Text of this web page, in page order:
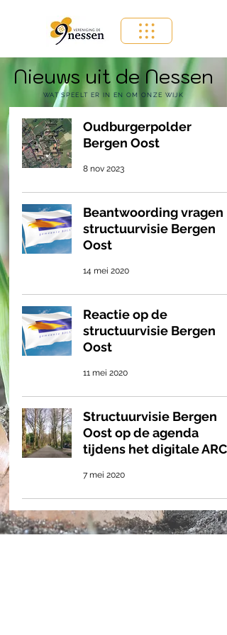
Nieuws uit de Nessen
WAT SPEELT ER IN EN OM ONZE WIJK
Oudburgerpolder
Bergen Oost
8 nov 2023
Beantwoording vragen
structuurvisie Bergen
Oost
14 mei 2020
Reactie op de
structuurvisie Bergen
Oost
11 mei 2020
Structuurvisie Bergen
Oost op de agenda
tijdens het digitale ARC
7 mei 2020